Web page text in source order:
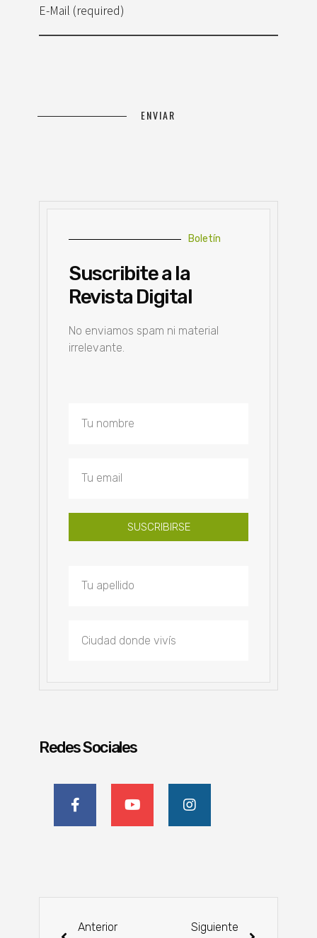
E-Mail (required)
Boletín
Suscribite a la
Revista Digital
No enviamos spam ni material
irrelevante.
SUSCRIBIRSE
Redes Sociales
Anterior Siguiente